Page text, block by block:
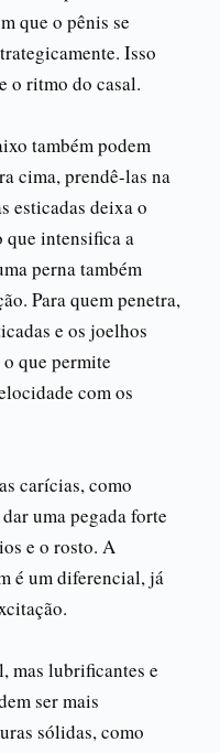
que o pênis se
Isso
o ritmo do casal.
também podem
cima, prendê-las na
esticadas deixa o
que intensifica a
perna também
Para quem penetra,
e os joelhos
que permite
com os
carícias, como
uma pegada forte
e o rosto. A
é um diferencial, já
mas lubrificantes e
ser mais
sólidas, como